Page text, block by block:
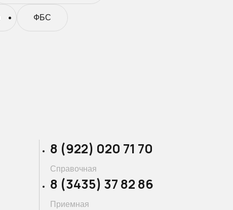
ФБС
8 (922) 020 71 70
Справочная
8 (3435) 37 82 86
Приемная